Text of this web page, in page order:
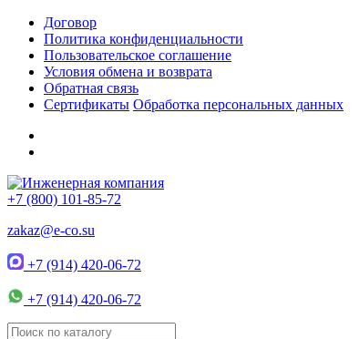
Договор
Политика конфиденциальности
Пользовательское соглашение
Условия обмена и возврата
Обратная связь
Сертификаты Обработка персональных данных
+7 (800) 101-85-72
zakaz@e-co.su
+7 (914) 420-06-72
+7 (914) 420-06-72